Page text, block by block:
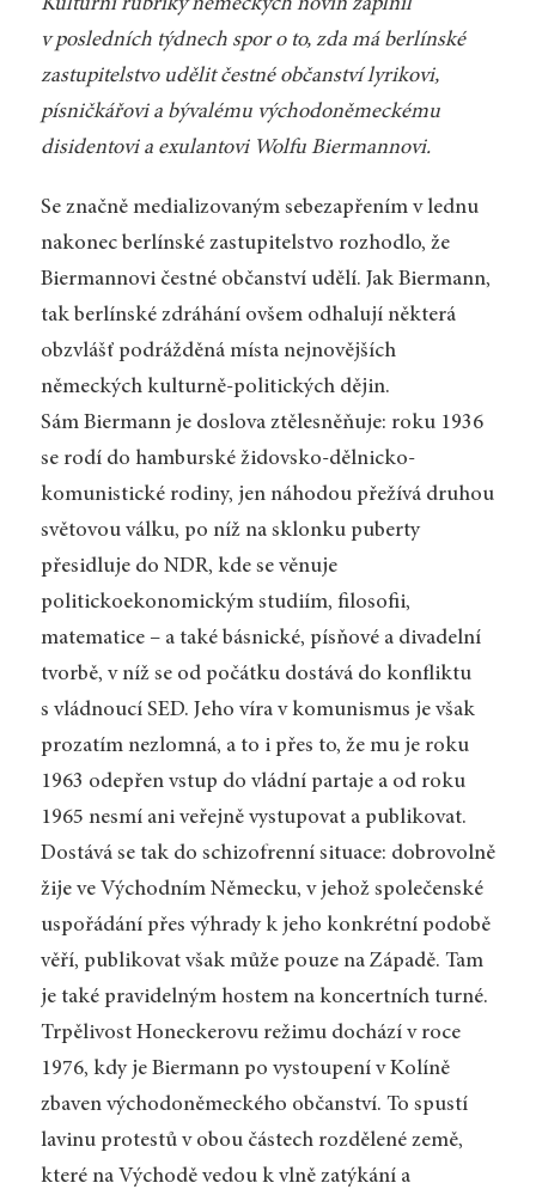
Kulturní rubriky německých novin zaplnil
v posledních týdnech spor o to, zda má berlínské
zastupitelstvo udělit čestné občanství lyrikovi,
písničkářovi a bývalému východoněmeckému
disidentovi a exulantovi Wolfu Biermannovi.
Se značně medializovaným sebezapřením v lednu
nakonec berlínské zastupitelstvo rozhodlo, že
Biermannovi čestné občanství udělí. Jak Biermann,
tak berlínské zdráhání ovšem odhalují některá
obzvlášť podrážděná místa nejnovějších
německých kulturně-politických dějin.
Sám Biermann je doslova ztělesněňuje: roku 1936
se rodí do hamburské židovsko-dělnicko-
komunistické rodiny, jen náhodou přežívá druhou
světovou válku, po níž na sklonku puberty
přesidluje do NDR, kde se věnuje
politickoekonomickým studiím, filosofii,
matematice – a také básnické, písňové a divadelní
tvorbě, v níž se od počátku dostává do konfliktu
s vládnoucí SED. Jeho víra v komunismus je však
prozatím nezlomná, a to i přes to, že mu je roku
1963 odepřen vstup do vládní partaje a od roku
1965 nesmí ani veřejně vystupovat a publikovat.
Dostává se tak do schizofrenní situace: dobrovolně
žije ve Východním Německu, v jehož společenské
uspořádání přes výhrady k jeho konkrétní podobě
věří, publikovat však může pouze na Západě. Tam
je také pravidelným hostem na koncertních turné.
Trpělivost Honeckerovu režimu dochází v roce
1976, kdy je Biermann po vystoupení v Kolíně
zbaven východoněmeckého občanství. To spustí
lavinu protestů v obou částech rozdělené země,
které na Východě vedou k vlně zatýkání a